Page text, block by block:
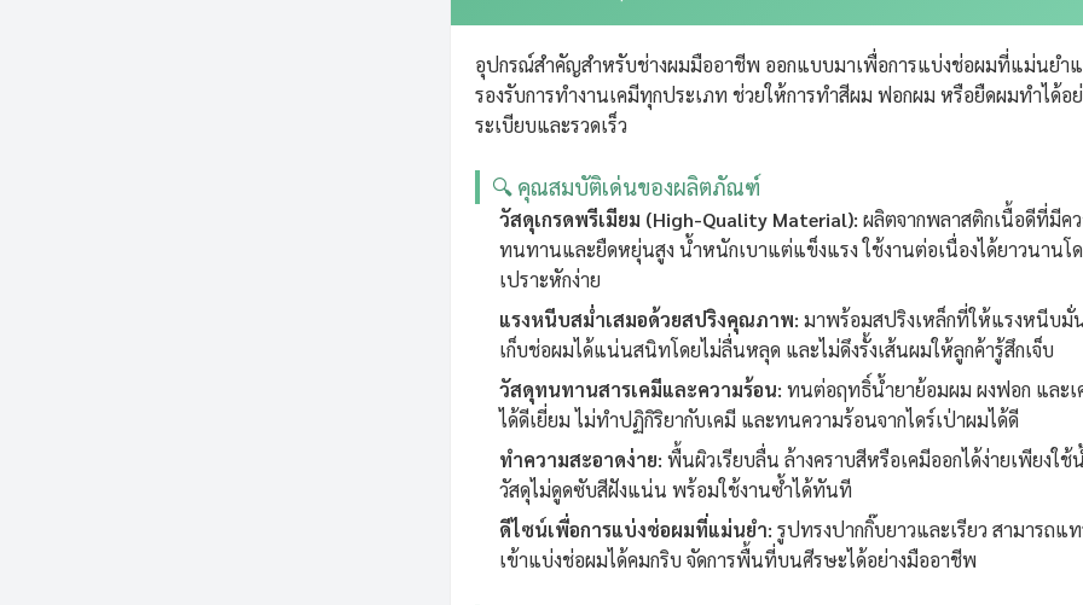
อุปกรณ์สำคัญสำหรับช่างผมมืออาชีพ ออกแบบมาเพื่อการแบ่งช่อผมที่แม่นยำ
รองรับการทำงานเคมีทุกประเภท ช่วยให้การทำสีผม ฟอกผม หรือยืดผมทำได้อ
ระเบียบและรวดเร็ว
🔍 คุณสมบัติเด่นของผลิตภัณฑ์
วัสดุเกรดพรีเมียม (High-Quality Material): ผลิตจากพลาสติกเนื้อดีที่มีค
ทนทานและยืดหยุ่นสูง น้ำหนักเบาแต่แข็งแรง ใช้งานต่อเนื่องได้ยาวนานโ
เปราะหักง่าย
แรงหนีบสม่ำเสมอด้วยสปริงคุณภาพ: มาพร้อมสปริงเหล็กที่ให้แรงหนีบมั่
เก็บช่อผมได้แน่นสนิทโดยไม่ลื่นหลุด และไม่ดึงรั้งเส้นผมให้ลูกค้ารู้สึกเจ็บ
วัสดุทนทานสารเคมีและความร้อน: ทนต่อฤทธิ์น้ำยาย้อมผม ผงฟอก และเ
ได้ดีเยี่ยม ไม่ทำปฏิกิริยากับเคมี และทนความร้อนจากไดร์เป่าผมได้ดี
ทำความสะอาดง่าย: พื้นผิวเรียบลื่น ล้างคราบสีหรือเคมีออกได้ง่ายเพียงใช้
วัสดุไม่ดูดซับสีฝังแน่น พร้อมใช้งานซ้ำได้ทันที
ดีไซน์เพื่อการแบ่งช่อผมที่แม่นยำ: รูปทรงปากกิ๊บยาวและเรียว สามารถแ
เข้าแบ่งช่อผมได้คมกริบ จัดการพื้นที่บนศีรษะได้อย่างมืออาชีพ